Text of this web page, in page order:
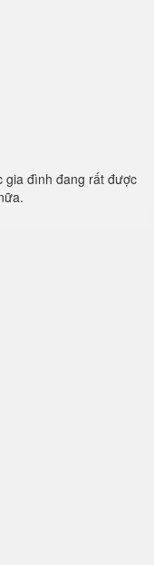
gia đình đang rất được